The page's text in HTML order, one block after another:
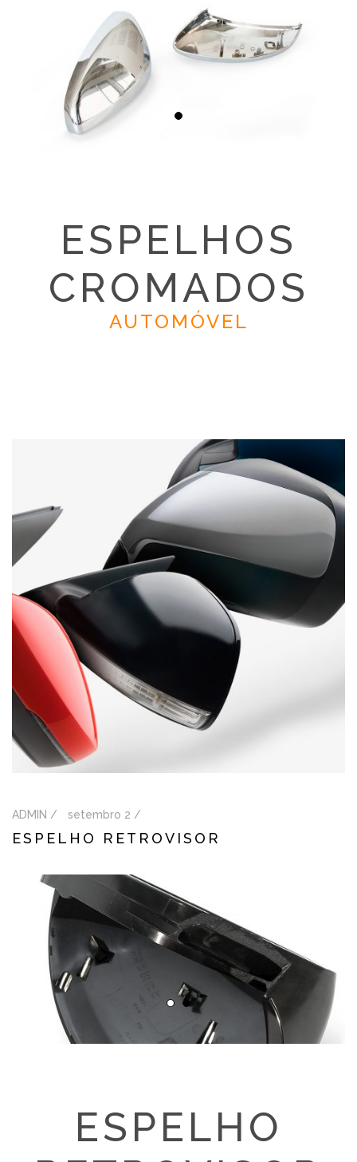
ESPELHOS
CROMADOS
AUTOMÓVEL
ADMIN / setembro 2 /
ESPELHO RETROVISOR
ESPELHO